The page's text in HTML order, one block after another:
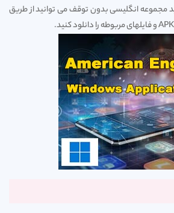
مجموعه انگلیسی بدون توقف می توانید از طریق